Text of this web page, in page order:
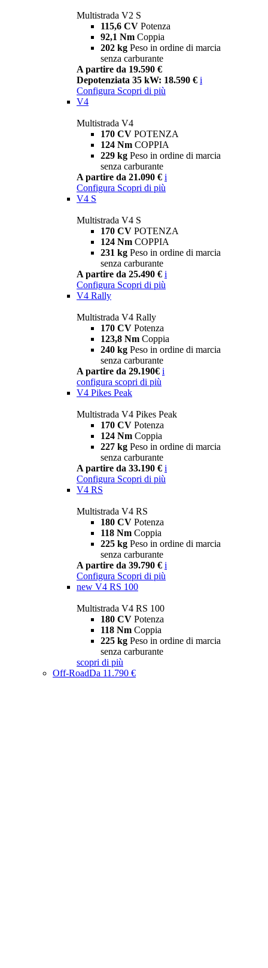
Multistrada V2 S
115,6 CV Potenza
92,1 Nm Coppia
202 kg Peso in ordine di marcia
senza carburante
A partire da 19.590 €
Depotenziata 35 kW: 18.590 € i
Configura Scopri di più
V4
Multistrada V4
170 CV POTENZA
124 Nm COPPIA
229 kg Peso in ordine di marcia
senza carburante
A partire da 21.090 € i
Configura Scopri di più
V4 S
Multistrada V4 S
170 CV POTENZA
124 Nm COPPIA
231 kg Peso in ordine di marcia
senza carburante
A partire da 25.490 € i
Configura Scopri di più
V4 Rally
Multistrada V4 Rally
170 CV Potenza
123,8 Nm Coppia
240 kg Peso in ordine di marcia
senza carburante
A partire da 29.190€ i
configura scopri di più
V4 Pikes Peak
Multistrada V4 Pikes Peak
170 CV Potenza
124 Nm Coppia
227 kg Peso in ordine di marcia
senza carburante
A partire da 33.190 € i
Configura Scopri di più
V4 RS
Multistrada V4 RS
180 CV Potenza
118 Nm Coppia
225 kg Peso in ordine di marcia
senza carburante
A partire da 39.790 € i
Configura Scopri di più
new V4 RS 100
Multistrada V4 RS 100
180 CV Potenza
118 Nm Coppia
225 kg Peso in ordine di marcia
senza carburante
scopri di più
Off-RoadDa 11.790 €